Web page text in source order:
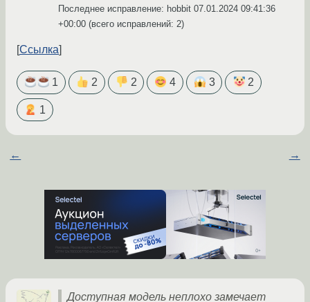
Последнее исправление: hobbit 07.01.2024 09:41:36
+00:00 (всего исправлений: 2)
Ссылка
1 2 2 4 3 2
1
← →
Доступная модель неплохо замечает